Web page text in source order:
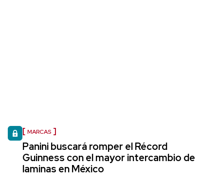
MARCAS
Panini buscará romper el Récord
Guinness con el mayor intercambio de
laminas en México